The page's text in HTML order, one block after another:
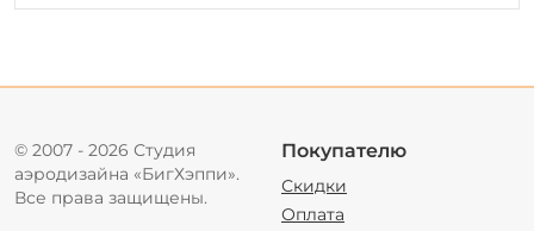
© 2007 - 2026 Студия
аэродизайна «БигХэппи».
Все права защищены.
Покупателю
Скидки
Оплата